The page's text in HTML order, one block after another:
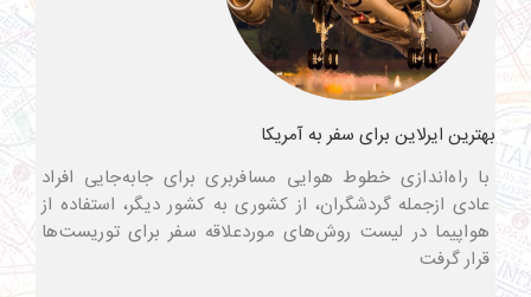
بهترین ایرلاین برای سفر به آمریکا
با راه‌اندازی خطوط هوایی مسافربری برای جابه‌جایی افراد
عادی ازجمله گردشگران، از کشوری به کشور دیگر، استفاده از
هواپیما در لیست روش‌های موردعلاقه سفر برای توریست‌ها
قرار گرفت